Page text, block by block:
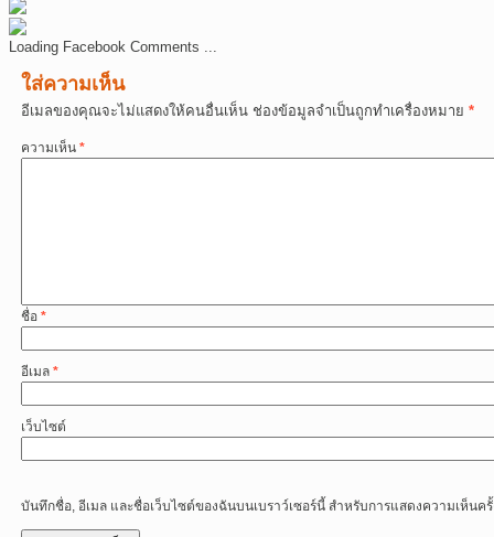
Loading Facebook Comments ...
ใส่ความเห็น
อีเมลของคุณจะไม่แสดงให้คนอื่นเห็น ช่องข้อมูลจำเป็นถูกทำเครื่องหมาย *
ความเห็น *
ชื่อ *
อีเมล *
เว็บไซต์
บันทึกชื่อ, อีเมล และชื่อเว็บไซต์ของฉันบนเบราว์เซอร์นี้ สำหรับการแสดงความเห็นค